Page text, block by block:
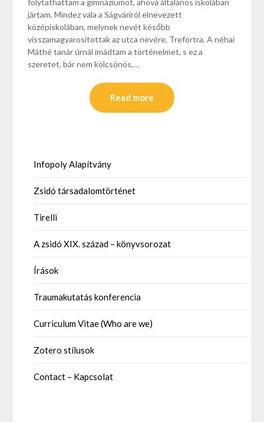
folytathattam a gimnáziumot, ahová általános iskolában
jártam. Mindez vala a Ságváriról elnevezett
középiskolában, melynek nevét később
visszamagyarosítottak az utca nevére, Trefortra. A néhai
Máthé tanár úrnál imádtam a történelmet, s ez a
szeretet, bár nem kölcsönös,…
Read more
Infopoly Alapítvány
Zsidó társadalomtörténet
Tirelli
A zsidó XIX. század – könyvsorozat
Írások
Traumakutatás konferencia
Curriculum Vitae (Who are we)
Zotero stílusok
Contact – Kapcsolat